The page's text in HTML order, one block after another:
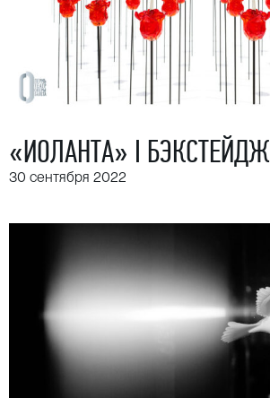
«ИОЛАНТА» I БЭКСТЕЙДЖ
30 сентября 2022